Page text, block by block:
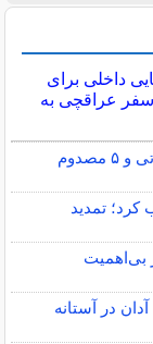
داخلی برای
سفر عراقچی به
تصادف زنجیره‌ای در جاده سلماس - ارومیه ۶ فوتی و ۵ مصدوم
کرد؛ تمدید
بی‌اهمیت
در آستانه